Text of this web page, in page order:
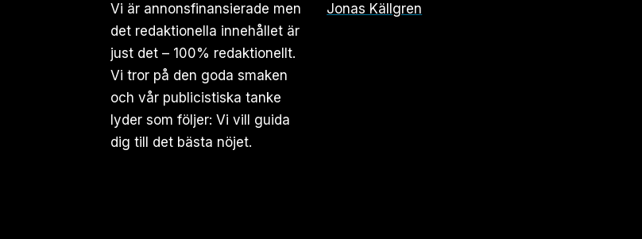
Vi är annonsfinansierade men
det redaktionella innehållet är
just det – 100% redaktionellt.
Vi tror på den goda smaken
och vår publicistiska tanke
lyder som följer: Vi vill guida
dig till det bästa nöjet.
Jonas Källgren